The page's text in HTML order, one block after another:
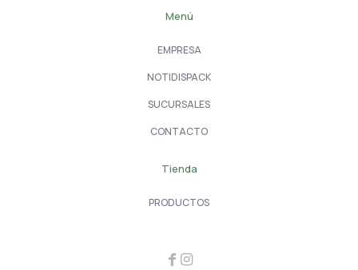
Menú
EMPRESA
NOTIDISPACK
SUCURSALES
CONTACTO
Tienda
PRODUCTOS